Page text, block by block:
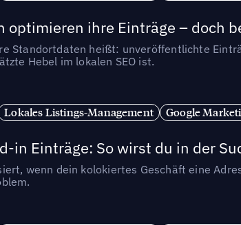
optimieren ihre Einträge – doch
Standortdaten heißt: unveröffentlichte
Hebel im lokalen SEO ist.
Lokales Listings-Management Google
in Einträge: So wirst du in der
wenn dein kolokiertes Geschäft eine